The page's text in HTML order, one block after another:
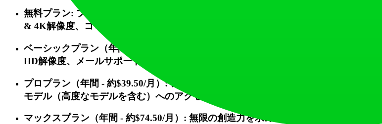
無料プラン: プラットフォームを試すのに最適です。 ### 1日5回の無料クレジット
& 4K解像度、コミュニティサポートが含まれます。
ベーシックプラン（年間 - 約$19.50/月）: AIビデオ制作を始める個人に最適です。
HD解像度、メールサポートが得られます。
プロプラン（年間 - 約$39.50/月）: アクティブなクリエイターに人気の選択肢です
モデル（高度なモデルを含む）へのアクセス、HD & 4K解像度、専用サポートを受け
マックスプラン（年間 - 約$74.50/月）: 無限の創造力を求めるために設計されてい